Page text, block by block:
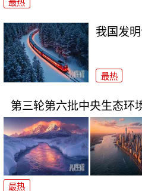
最热
我国发
最热
第三轮第六批中央生态环
最热